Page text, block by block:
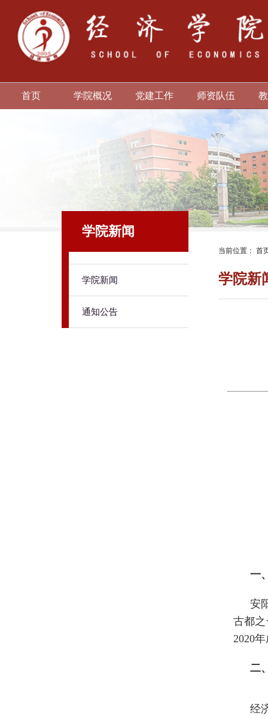
首页 学院概况 党建工作 师资队伍
学院新闻
学院新闻
通知公告
当前位置： 首
学院新
一
安
古都
2020
二
经